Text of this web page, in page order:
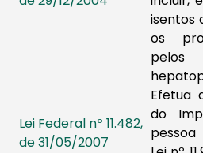
isentos
os
Lei Federal nº 11.482,
de 31/05/2007
Efetua
do